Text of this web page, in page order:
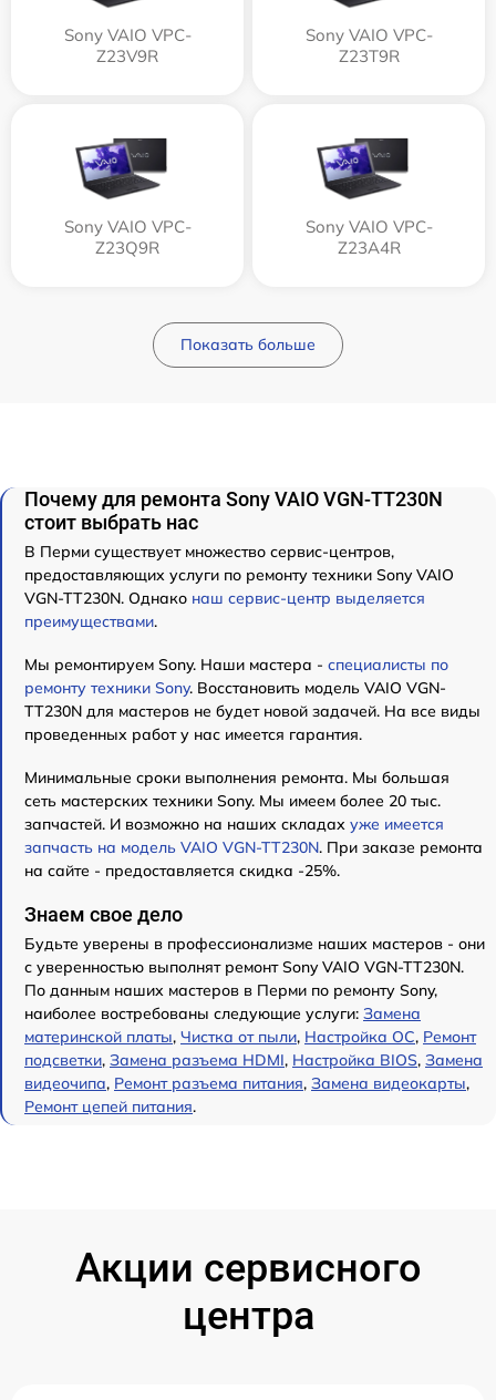
Sony VAIO VPC-
Z23V9R
Sony VAIO VPC-
Z23T9R
Sony VAIO VPC-
Z23Q9R
Sony VAIO VPC-
Z23A4R
Показать больше
Почему для ремонта Sony VAIO VGN-TT230N
стоит выбрать нас
В Перми существует множество сервис-центров,
предоставляющих услуги по ремонту техники Sony VAIO
VGN-TT230N. Однако наш сервис-центр выделяется
преимуществами.
Мы ремонтируем Sony. Наши мастера - специалисты по
ремонту техники Sony. Восстановить модель VAIO VGN-
TT230N для мастеров не будет новой задачей. На все виды
проведенных работ у нас имеется гарантия.
Минимальные сроки выполнения ремонта. Мы большая
сеть мастерских техники Sony. Мы имеем более 20 тыс.
запчастей. И возможно на наших складах уже имеется
запчасть на модель VAIO VGN-TT230N. При заказе ремонта
на сайте - предоставляется скидка -25%.
Знаем свое дело
Будьте уверены в профессионализме наших мастеров - они
с уверенностью выполнят ремонт Sony VAIO VGN-TT230N.
По данным наших мастеров в Перми по ремонту Sony,
наиболее востребованы следующие услуги: Замена
материнской платы, Чистка от пыли, Настройка ОС, Ремонт
подсветки, Замена разъема HDMI, Настройка BIOS, Замена
видеочипа, Ремонт разъема питания, Замена видеокарты,
Ремонт цепей питания.
Акции сервисного
центра